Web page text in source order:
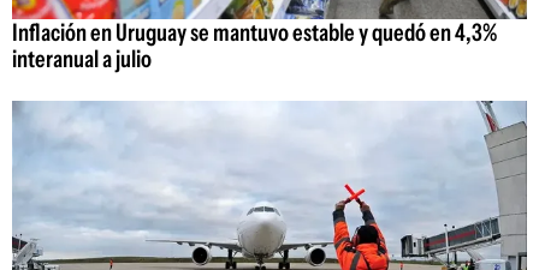
Inflación en Uruguay se mantuvo estable y quedó en 4,3%
interanual a julio